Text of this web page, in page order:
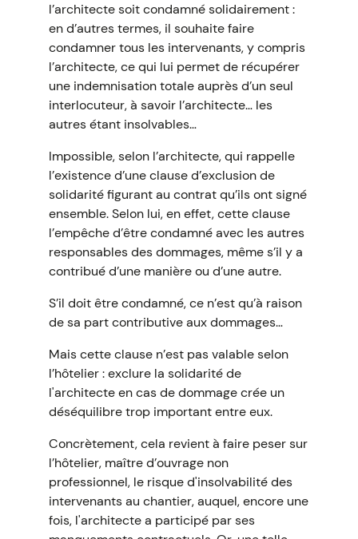
l’architecte soit condamné solidairement :
en d’autres termes, il souhaite faire
condamner tous les intervenants, y compris
l’architecte, ce qui lui permet de récupérer
une indemnisation totale auprès d’un seul
interlocuteur, à savoir l’architecte… les
autres étant insolvables…
Impossible, selon l’architecte, qui rappelle
l’existence d’une clause d’exclusion de
solidarité figurant au contrat qu’ils ont signé
ensemble. Selon lui, en effet, cette clause
l’empêche d’être condamné avec les autres
responsables des dommages, même s’il y a
contribué d’une manière ou d’une autre.
S’il doit être condamné, ce n’est qu’à raison
de sa part contributive aux dommages…
Mais cette clause n’est pas valable selon
l’hôtelier : exclure la solidarité de
l'architecte en cas de dommage crée un
déséquilibre trop important entre eux.
Concrètement, cela revient à faire peser sur
l’hôtelier, maître d’ouvrage non
professionnel, le risque d'insolvabilité des
intervenants au chantier, auquel, encore une
fois, l'architecte a participé par ses